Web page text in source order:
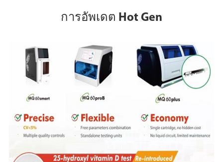
การอัพเดต Hot Gen